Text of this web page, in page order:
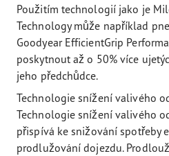
Použitím technologií jako je
Technology může například
Goodyear EfficientGrip
poskytnout až o 50% více
jeho předchůdce.
Technologie snížení valivého
Technologie snížení valivého
přispívá ke snižování spotřeby
prodlužování dojezdu.